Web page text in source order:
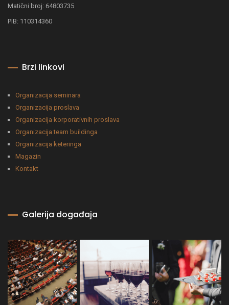
Matični broj: 64803735
PIB: 110314360
Brzi linkovi
Organizacija seminara
Organizacija proslava
Organizacija korporativnih proslava
Organizacija team buildinga
Organizacija keteringa
Magazin
Kontakt
Galerija događaja